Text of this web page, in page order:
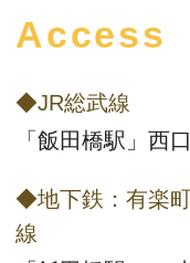
Access
◆JR総武線
「飯田橋駅」西
◆地下鉄：有楽
線